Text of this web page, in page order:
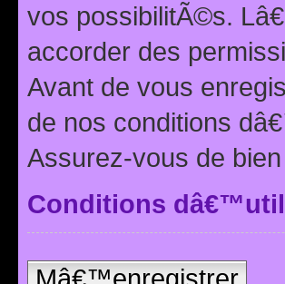
vos possibilitÃ©s.
accorder des
Avant de vous
de nos conditions
Assurez-vous de
Conditions
Mâ€™enregistrer